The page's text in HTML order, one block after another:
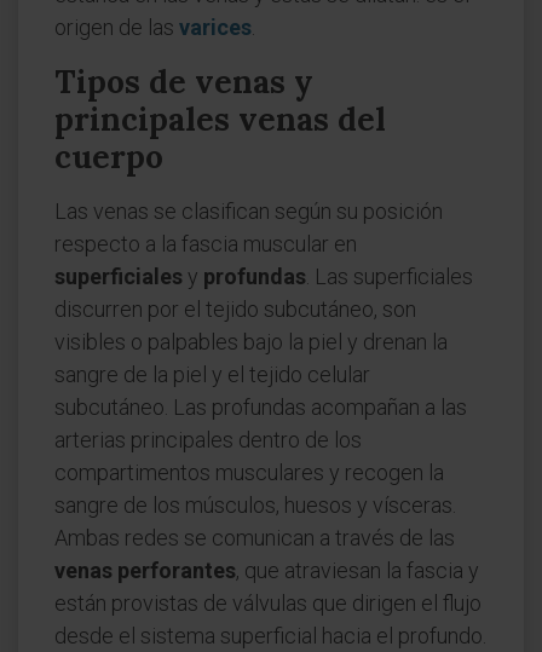
origen de las varices
Tipos de venas y
principales venas del
cuerpo
Las venas se clasifican según su posición
respecto a la fascia muscular en
superficiales y profundas . Las superficiales
discurren por el tejido subcutáneo, son
visibles o palpables bajo la piel y drenan la
sangre de la piel y el tejido celular
subcutáneo. Las profundas acompañan a las
arterias principales dentro de los
compartimentos musculares y recogen la
sangre de los músculos, huesos y vísceras.
Ambas redes se comunican a través de las
venas perforantes, que atraviesan la fascia y
están provistas de válvulas que dirigen el flujo
desde el sistema superficial hacia el profundo.